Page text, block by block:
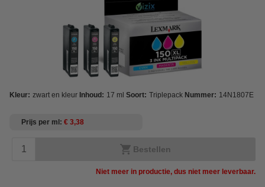
Kleur: zwart en kleur Inhoud: 17 ml Soort: Triplepack Nummer: 14N1807E
Prijs per ml € 3,38
Bestellen
Niet meer in productie, dus niet meer leverbaar.